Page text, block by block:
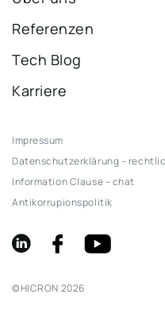
Referenzen
Tech Blog
Karriere
©HICRON 2026
Impressum
Datenschutzerklärung –
Information Clause – chat
Antikorrupionspolitik